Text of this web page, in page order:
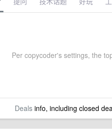
Per copycoder's settings, the
Dealsinfo, including closed